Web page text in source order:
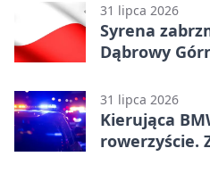
31 lipca 2026
Syrena
Dąbrowy
31 lipca 2026
Kierująca
rowerzyście.